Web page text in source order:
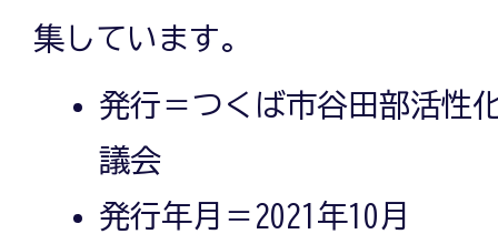
集しています。
発行＝つくば市谷田部活性
議会
発行年月＝2021年10月